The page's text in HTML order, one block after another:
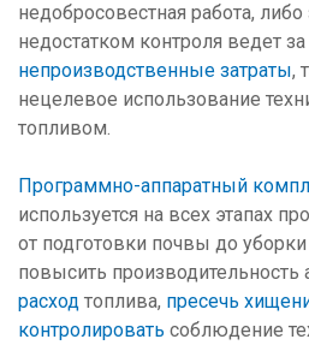
недобросовестная работа,
недостатком контроля ведет
непроизводственные затраты,
нецелевое использование
топливом.
Программно-аппаратный
используется на всех этапах
от подготовки почвы до
повысить производительность
расход топлива, пресечь
контролировать соблюдение